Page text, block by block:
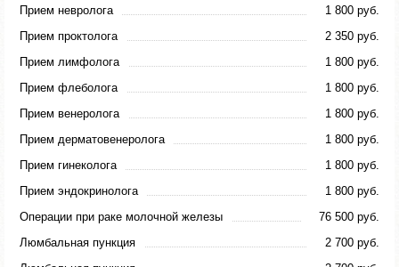
Прием невролога
1 800 руб.
Прием проктолога
2 350 руб.
Прием лимфолога
1 800 руб.
Прием флеболога
1 800 руб.
Прием венеролога
1 800 руб.
Прием дерматовенеролога
1 800 руб.
Прием гинеколога
1 800 руб.
Прием эндокринолога
1 800 руб.
Операции при раке молочной железы
76 500 руб.
Люмбальная пункция
2 700 руб.